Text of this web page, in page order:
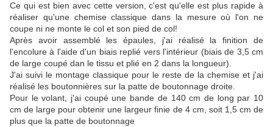
Ce qui est bien avec cette version, c'est qu'elle est plus rapide à
réaliser qu'une chemise classique dans la mesure où l'on ne
coupe ni ne monte le col et son pied de col!
Après avoir assemblé les épaules, j'ai réalisé la finition de
l'encolure à l'aide d'un biais replié vers l'intérieur (biais de 3,5 cm
de large coupé dan le tissu et plié en 2 dans la longueur).
J'ai suivi le montage classique pour le reste de la chemise et j'ai
réalisé les boutonnières sur la patte de boutonnage droite.
Pour le volant, j'ai coupé une bande de 140 cm de long par 10
cm de large pour obtenir une largeur finie de 4 cm, soit 1,5 cm de
plus que la patte de boutonnage